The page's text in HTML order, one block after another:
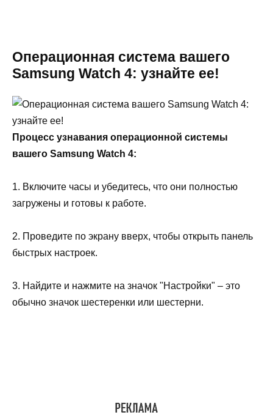
Операционная система вашего
Samsung Watch 4: узнайте ее!
Процесс узнавания операционной системы
вашего Samsung Watch 4:
1. Включите часы и убедитесь, что они полностью
загружены и готовы к работе.
2. Проведите по экрану вверх, чтобы открыть панель
быстрых настроек.
3. Найдите и нажмите на значок "Настройки" – это
обычно значок шестеренки или шестерни.